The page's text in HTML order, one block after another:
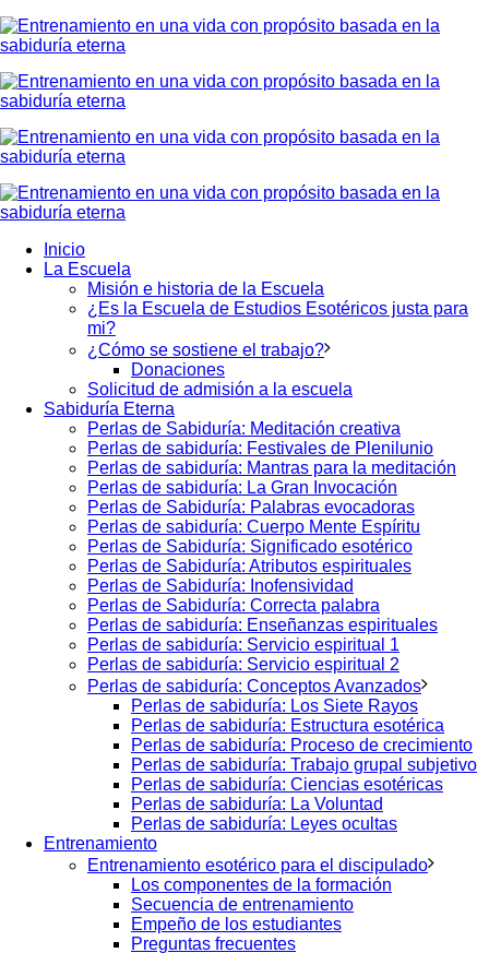
Inicio
La Escuela
Misión e historia de la Escuela
¿Es la Escuela de Estudios Esotéricos justa para
mi?
¿Cómo se sostiene el trabajo?
Donaciones
Solicitud de admisión a la escuela
Sabiduría Eterna
Perlas de Sabiduría: Meditación creativa
Perlas de sabiduría: Festivales de Plenilunio
Perlas de sabiduría: Mantras para la meditación
Perlas de sabiduría: La Gran Invocación
Perlas de Sabiduría: Palabras evocadoras
Perlas de sabiduría: Cuerpo Mente Espíritu
Perlas de Sabiduría: Significado esotérico
Perlas de Sabiduría: Atributos espirituales
Perlas de Sabiduría: Inofensividad
Perlas de Sabiduría: Correcta palabra
Perlas de sabiduría: Enseñanzas espirituales
Perlas de sabiduría: Servicio espiritual 1
Perlas de sabiduría: Servicio espiritual 2
Perlas de sabiduría: Conceptos Avanzados
Perlas de sabiduría: Los Siete Rayos
Perlas de sabiduría: Estructura esotérica
Perlas de sabiduría: Proceso de crecimiento
Perlas de sabiduría: Trabajo grupal subjetivo
Perlas de sabiduría: Ciencias esotéricas
Perlas de sabiduría: La Voluntad
Perlas de sabiduría: Leyes ocultas
Entrenamiento
Entrenamiento esotérico para el discipulado
Los componentes de la formación
Secuencia de entrenamiento
Empeño de los estudiantes
Preguntas frecuentes